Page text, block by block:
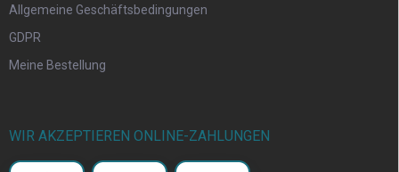
Allgemeine Geschäftsbedingungen
GDPR
Meine Bestellung
WIR AKZEPTIEREN ONLINE-ZAHLUNGEN